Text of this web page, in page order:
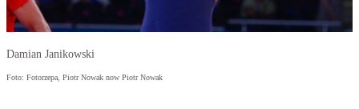
Damian Janikowski
Foto: Fotorzepa, Piotr Nowak now Piotr Nowak